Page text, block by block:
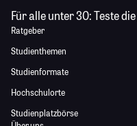
Für alle unter 30:Teste die
Ratgeber
Studienthemen
Studienformate
Hochschulorte
Studienplatzbörse